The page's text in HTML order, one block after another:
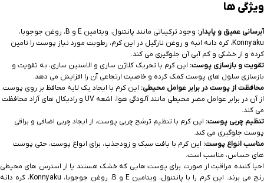
ویژگی ها
آبرسانی عمیق و پایدار:
وجود ترکیباتی مانند پانتنول، ویتامین E و B، روغن جوجوبا،
Konnyaku، کره دانه انبه و روغن نارگیل در این کرم، رطوبت مورد نیاز پوست را تامین
کرده و از خشکی و کم آبی آن جلوگیری می کند.
تقویت و بازسازی پوست: این کرم با تحریک کلاژن سازی و الاستین سازی، به تقویت و
بازسازی سلول های پوست کمک کرده و خاصیت ارتجاعی آن را افزایش می دهد.
محافظت از پوست در برابر عوامل محیطی: این کرم با ایجاد یک لایه محافظ بر روی پوست،
از آن در برابر عوامل مضر محیطی مانند آلودگی هوا، اشعه UV و رادیکال های آزاد محافظت
می کند.
تنظیم چربی پوست: این کرم با تنظیم ترشح چربی پوست، از ایجاد چربی اضافی و براقی
پوست جلوگیری می کند.
مناسب انواع پوست: این کرم با بافت سبک و زودجذب، برای انواع پوست، حتی پوست
های حساس، مناسب است.
احیا کننده مراقبت از صورت برای پوست هایی که خشک هستند یا از استرس های محیطی
رنج می برند. این کرم را با پانتنول، ویتامین E و B، روغن جوجوبا، Konnyaku، کره دانه